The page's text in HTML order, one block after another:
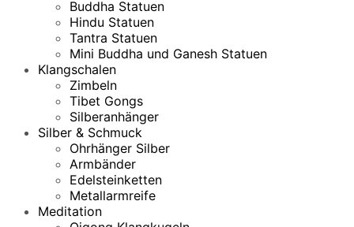
Buddha Statuen
Hindu Statuen
Tantra Statuen
Mini Buddha und Ganesh Statuen
Klangschalen
Zimbeln
Tibet Gongs
Silberanhänger
Silber & Schmuck
Ohrhänger Silber
Armbänder
Edelsteinketten
Metallarmreife
Meditation